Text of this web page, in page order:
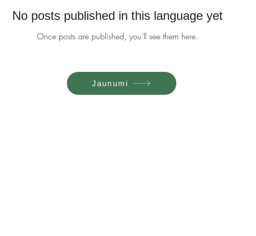
No posts published in this language yet
Once posts are published, you’ll see them here.
Jaunumi